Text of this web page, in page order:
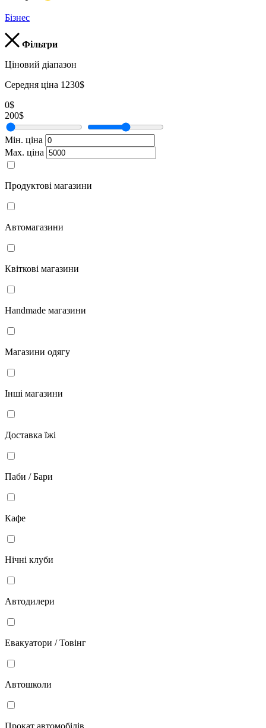
Бізнес
Фільтри
Ціновий діапазон
Середня ціна 1230$
0$
200$
Мін. ціна
Мах. ціна
Продуктові магазини
Автомагазини
Квіткові магазини
Handmade магазини
Магазини одягу
Інші магазини
Доставка їжі
Паби / Бари
Кафе
Нічні клуби
Автодилери
Евакуатори / Товінг
Автошколи
Прокат автомобілів